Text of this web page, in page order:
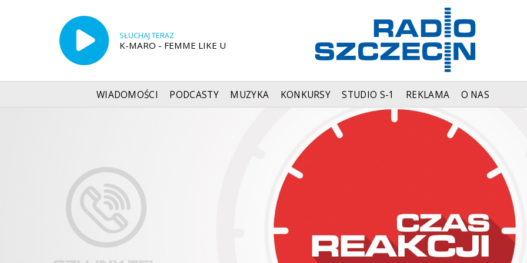
SŁUCHAJ TERAZ
K-MARO - FEMME LIKE U
WIADOMOŚCI PODCASTY MUZYKA KONKURSY STUDIO S-1 REKLAMA O NAS